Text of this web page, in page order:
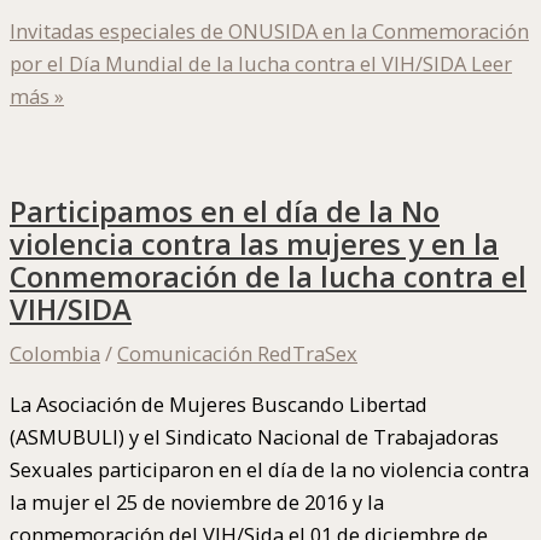
Invitadas especiales de ONUSIDA en la Conmemoración
por el Día Mundial de la lucha contra el VIH/SIDA Leer
más »
Participamos en el día de la No
violencia contra las mujeres y en la
Conmemoración de la lucha contra el
VIH/SIDA
Colombia /Comunicación RedTraSex
La Asociación de Mujeres Buscando Libertad
(ASMUBULI) y el Sindicato Nacional de Trabajadoras
Sexuales participaron en el día de la no violencia contra
la mujer el 25 de noviembre de 2016 y la
conmemoración del VIH/Sida el 01 de diciembre de